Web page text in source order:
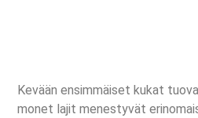
Kevään ensimmäiset kukat
monet lajit menestyvät